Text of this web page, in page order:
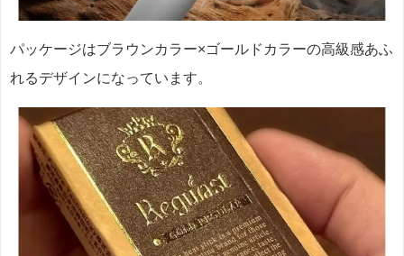
パッケージはブラウンカラー×ゴールドカラーの高級感あふ
れるデザインになっています。